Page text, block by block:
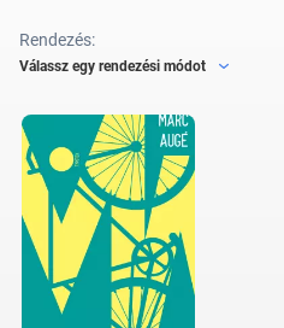
Rendezés:
Válassz egy rendezési módot